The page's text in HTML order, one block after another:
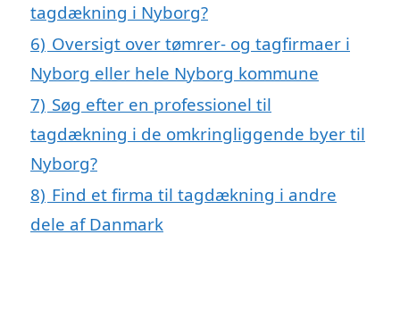
tagdækning i Nyborg?
6) Oversigt over tømrer- og tagfirmaer i
Nyborg eller hele Nyborg kommune
7) Søg efter en professionel til
tagdækning i de omkringliggende byer til
Nyborg?
8) Find et firma til tagdækning i andre
dele af Danmark